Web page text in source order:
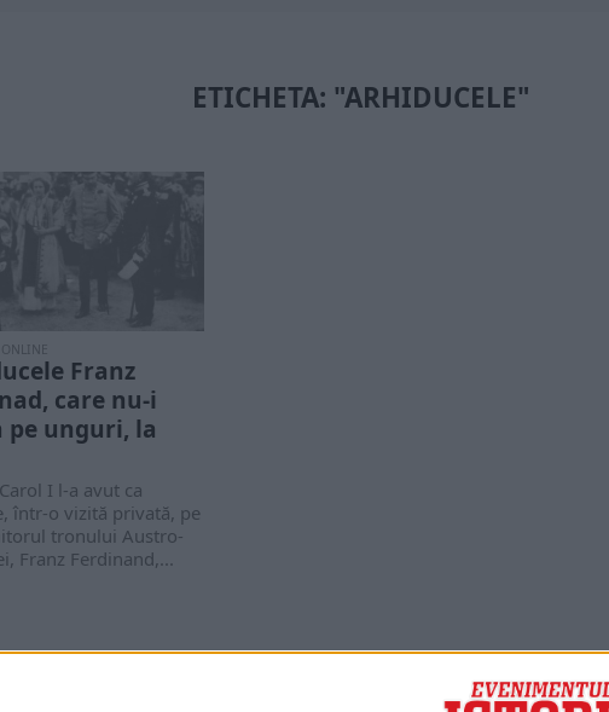
ETICHETA: "ARHIDUCELE"
Franz
care nu-i
pe unguri, la
I l-a avut ca
într-o vizită privată, pe
tronului Austro-
Franz Ferdinand,...